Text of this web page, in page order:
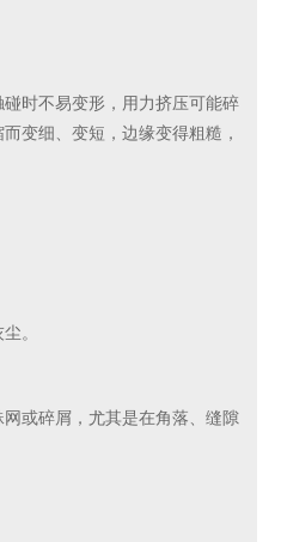
碰时不易变形，用力挤压可能碎
变细、变短，边缘变得粗糙，
。
网或碎屑，尤其是在角落、缝隙